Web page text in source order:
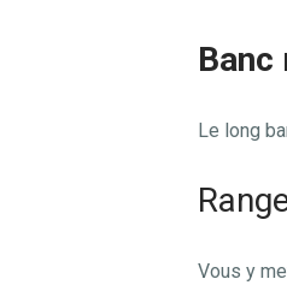
Le long
Vous y